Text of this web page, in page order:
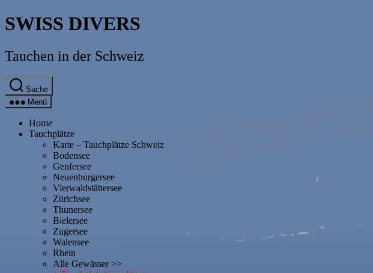
Direkt
zum
wechseln
SWISS DIVERS
Tauchen in der Schweiz
Suche
Menü
Home
Tauchplätze
Karte – Tauchplätze Schweiz
Bodensee
Genfersee
Neuenburgersee
Vierwaldstättersee
Zürichsee
Thunersee
Bielersee
Zugersee
Walensee
Rhein
Alle Gewässer >>